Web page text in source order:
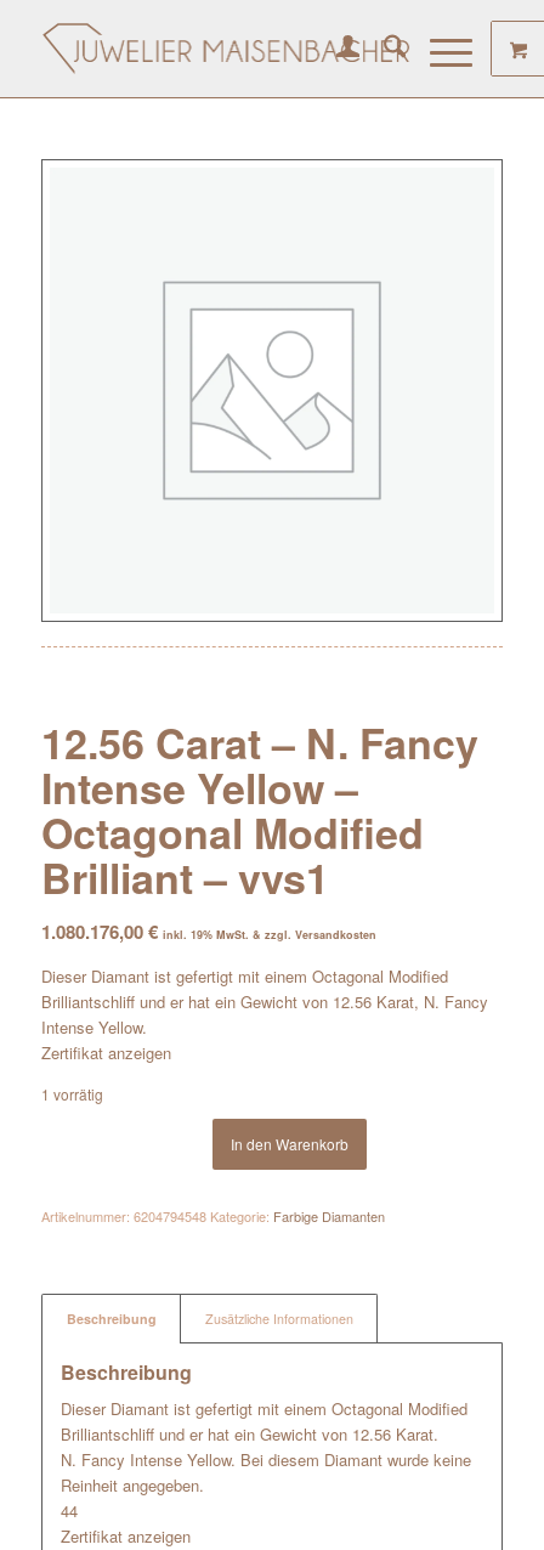
12.56 Carat – N. Fancy
Intense Yellow –
Octagonal Modified
Brilliant – vvs1
1.080.176,00€ inkl. 19% MwSt. & zzgl. Versandkosten
Dieser Diamant ist gefertigt mit einem Octagonal Modified
Brilliantschliff und er hat ein Gewicht von 12.56 Karat, N. Fancy
Intense Yellow.
Zertifikat anzeigen
1 vorrätig
In den Warenkorb
Artikelnummer: 6204794548 Kategorie: Farbige Diamanten
Beschreibung Zusätzliche Informationen
Beschreibung
Dieser Diamant ist gefertigt mit einem Octagonal Modified
Brilliantschliff und er hat ein Gewicht von 12.56 Karat.
N. Fancy Intense Yellow. Bei diesem Diamant wurde keine
Reinheit angegeben.
44
Zertifikat anzeigen